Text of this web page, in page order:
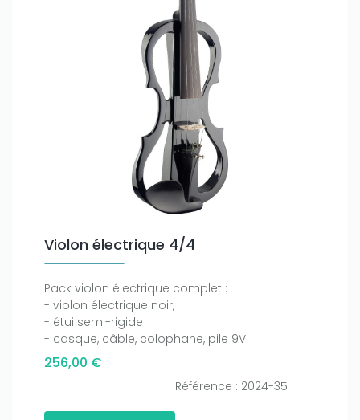
Violon électrique 4/4
Pack violon électrique complet :
- violon électrique noir,
- étui semi-rigide
- casque, câble, colophane, pile 9V
256,00 €
Référence : 2024-35